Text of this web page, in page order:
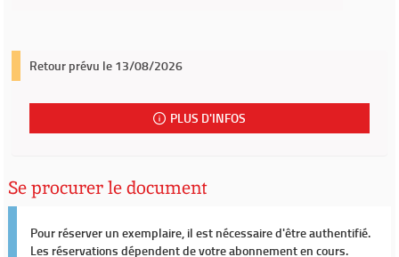
Retour prévu le 13/08/2026
PLUS D'INFOS
Se procurer le document
Pour réserver un exemplaire, il est nécessaire d'être authentifié.
Les réservations dépendent de votre abonnement en cours.